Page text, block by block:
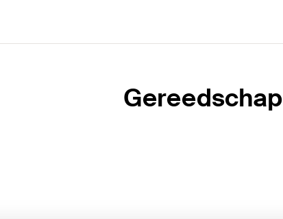
Gereedschap